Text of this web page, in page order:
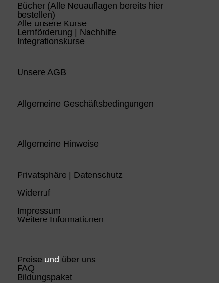
Bücher (Alle Neuauflagen bereits hier
bestellen)
Alle unsere Kurse
Lernförderung | Nachhilfe
Integrationskurse
Unsere AGB
Allgemeine Geschäftsbedingungen
Allgemeine Hinweise
Privatsphäre | Datenschutz
Widerruf
Impressum
Weitere Informationen
Preise und über uns
FAQ
Bildungspaket